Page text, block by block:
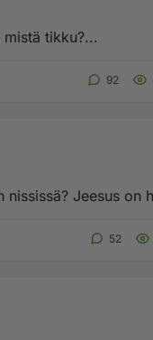
tikku?...
92
Milloin Veli pitää seuraavan väkevän
52